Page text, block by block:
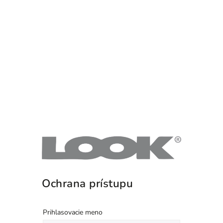
Ochrana prístupu
Prihlasovacie meno